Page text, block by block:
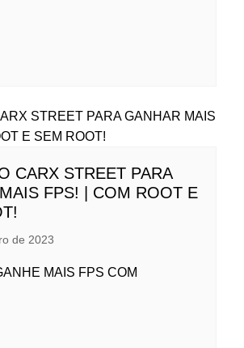
CARX STREET PARA
FPS! | COM ROOT E
de 2023
MAIS FPS COM